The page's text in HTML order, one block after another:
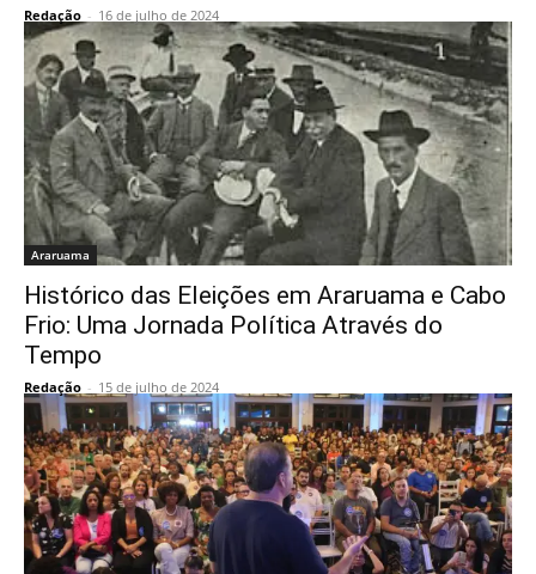
Redação - 16 de julho de 2024
Araruama
Histórico das Eleições em Araruama e Cabo
Frio: Uma Jornada Política Através do
Tempo
Redação - 15 de julho de 2024